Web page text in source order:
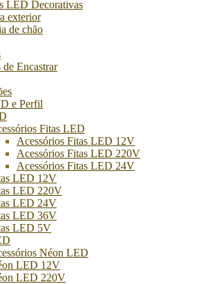
LED Decorativas
exterior
de chão
Encastrar
e Perfil
Fitas LED
Acessórios Fitas LED 12V
Acessórios Fitas LED 220V
Acessórios Fitas LED 24V
LED 12V
LED 220V
LED 24V
LED 36V
LED 5V
Néon LED
LED 12V
LED 220V